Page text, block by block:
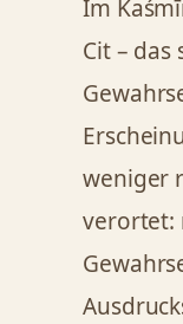
Im
Cit – das
weniger
verortet: